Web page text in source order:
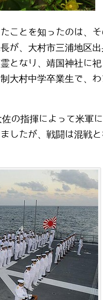
ことを知ったのは、
が、大村市三浦地区
となり、靖国神社に
大村中学卒業生で、
の指揮によって米軍
したが、戦闘は混戦